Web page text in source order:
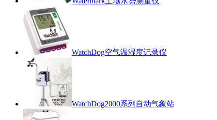
WatchDog空气温湿度记录仪
WatchDog2000系列自动气象站